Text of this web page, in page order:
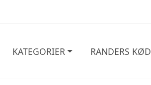
KATEGORIER RANDERS KØD